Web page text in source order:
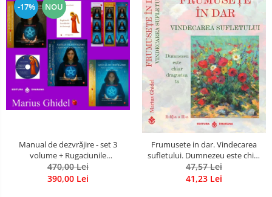
-17% NOU
Manual de dezvrăjire - set 3
volume + Rugaciunile
Luceafarului de Dimineata -
Gratuit)
470,00 Lei
390,00 Lei
Frumusete in dar. Vindecarea
sufletului. Dumnezeu este chiar
dragostea ta. Editia a 2-a
47,57 Lei
41,23 Lei